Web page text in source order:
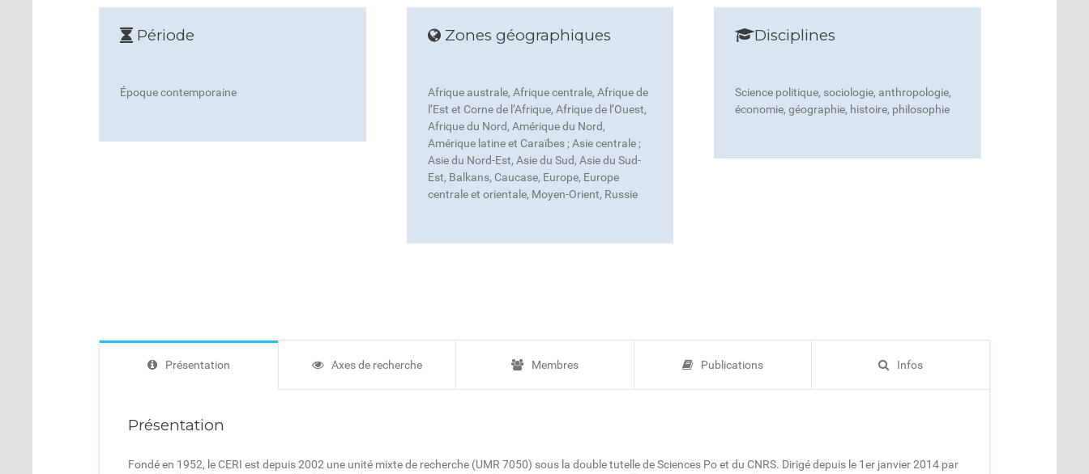
Période
Époque contemporaine
Zones géographiques
Afrique australe, Afrique centrale, Afrique de
l’Est et Corne de l’Afrique, Afrique de l’Ouest,
Afrique du Nord, Amérique du Nord,
Amérique latine et Caraïbes ; Asie centrale ;
Asie du Nord-Est, Asie du Sud, Asie du Sud-
Est, Balkans, Caucase, Europe, Europe
centrale et orientale, Moyen-Orient, Russie
Disciplines
Science politique, sociologie, anthropologie,
économie, géographie, histoire, philosophie
Présentation Axes de recherche Membres Publications Infos
Présentation
Fondé en 1952, le CERI est depuis 2002 une unité mixte de recherche (UMR 7050) sous la double tutelle de Sciences Po et du CNRS. Dirigé depuis le 1er janvier 2014 par